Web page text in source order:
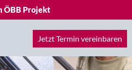
ÖBB Projekt
Jetzt Termin vereinbaren